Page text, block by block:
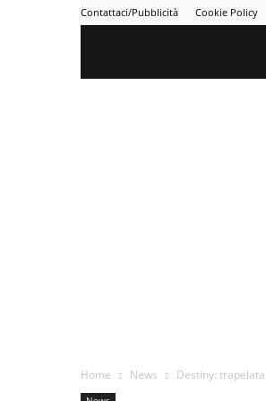
Contattaci/Pubblicità Cookie Policy
Home News Destiny: